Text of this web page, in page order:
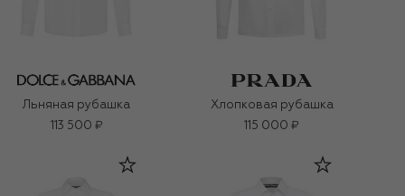
Льняная рубашка
113 500 ₽
Хлопковая рубашка
115 000 ₽